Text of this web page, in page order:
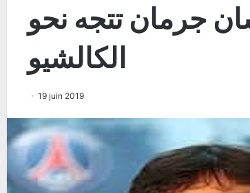
جرمان تتجه نحو
الكالشيو
19 juin 2019